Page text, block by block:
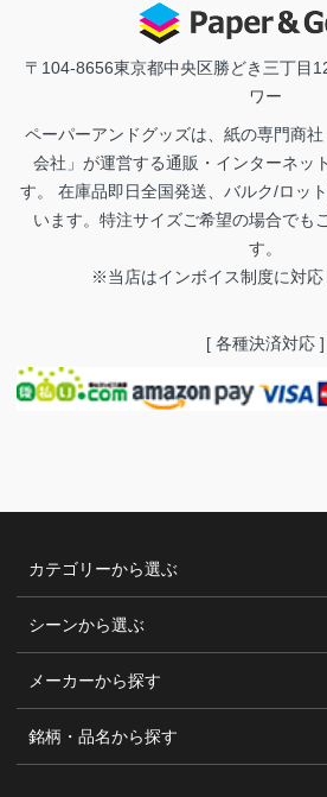
〒104-8656東京都中央区勝どき三丁目
ワー
ペーパーアンドグッズは、紙の専門商
会社」が運営する通販・インターネッ
す。 在庫品即日全国発送、バルク/ロッ
います。特注サイズご希望の場合でも
す。
※当店はインボイス制度に対応
[ 各種決済対応 ]
カテゴリーから選ぶ
シーンから選ぶ
メーカーから探す
銘柄・品名から探す